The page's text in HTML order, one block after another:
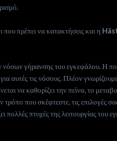
που πρέπει να κατακτήσεις και η
γήρανσης του εγκεφάλου. Η
αυτές τις νόσους. Πλέον
να καθορίζει την πείνα, το
που σκέφτεστε, τις επιλογές
πτυχές της λειτουργίας του